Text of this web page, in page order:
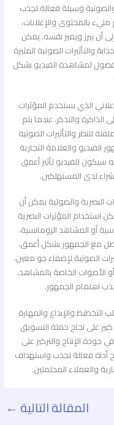
والصوتية وسيلة فعالة لجذب
بالمحتوى والإعلانات،
أن يبرز ويميز نفسه. يمكن
والتأثيرات الصوتية المثيرة
لمشاهدة الفيديو بشكل
الذي يستخدم المؤثرات
الذاكرة والتذكر. عندما يتم
للنظر والتأثيرات الصوتية
الفيديو والعلامة التجارية
سيكون للفيديو تأثير أعمق
لدى المستهلكين.
البصرية والصوتية يمكن أن
استخدام المؤثرات البصرية
أو المشاهد الرومانسية،
مع الجمهور بشكل أعمق.
الصوتية لإضفاء جو معين،
الخاصة بالمشاهد،
اهتمام الجمهور.
التخطيط والإبداع والمهارة
كبير على نجاح حملة التسويق
جودة الإنتاج والتركيز على
أداة فعالة لجذب واستهداف
والعملاء المحتملين.
المقالة التالية ←